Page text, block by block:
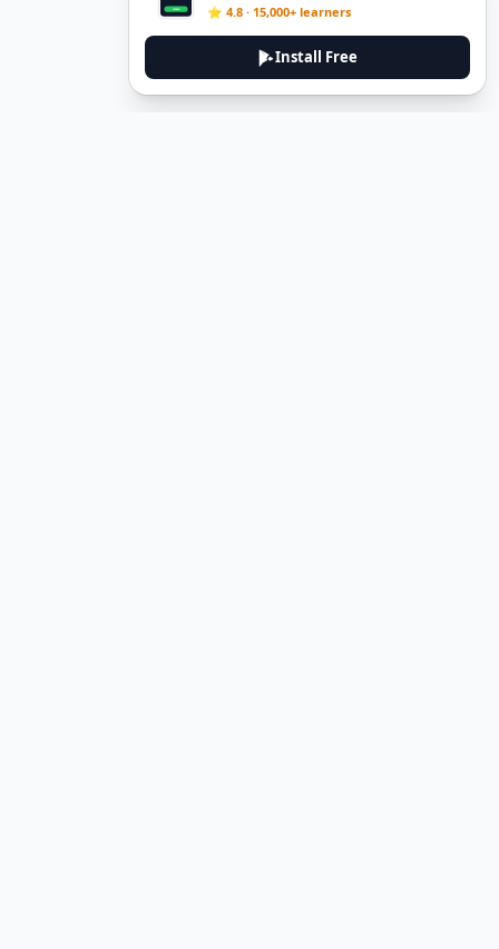
⭐ 4.8 · 15,000+ learners
Install Free